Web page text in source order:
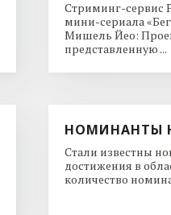
Стриминг-сервис
мини-сериала
Мишель Йео:
представленную ...
НОМИНАНТЫ
Стали известны
достижения в
количество